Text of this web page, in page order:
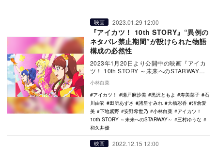
映画 2023.01.29 12:00
『アイカツ！ 10th STORY』“異例の
ネタバレ禁止期間”が設けられた物語
構成の必然性
2023年1月20日より公開中の映画『アイカ
ツ！ 10th STORY ～未来へのSTARWAY
小林白菜
アイカツ！
瀬戸麻沙美 黒沢ともよ 寿美菜子
石
川由依
田所あずさ 諸星すみれ 大橋彩香
沼倉愛
美
下地紫野 安野希世乃 小林白菜
アイカツ！
10th STORY ～未来へのSTARWAY～
三村ゆうな
和久井優
映画 2022.12.15 12:00